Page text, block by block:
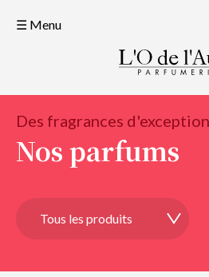
☰ Menu
Des fragrances d'exception
Nos parfums